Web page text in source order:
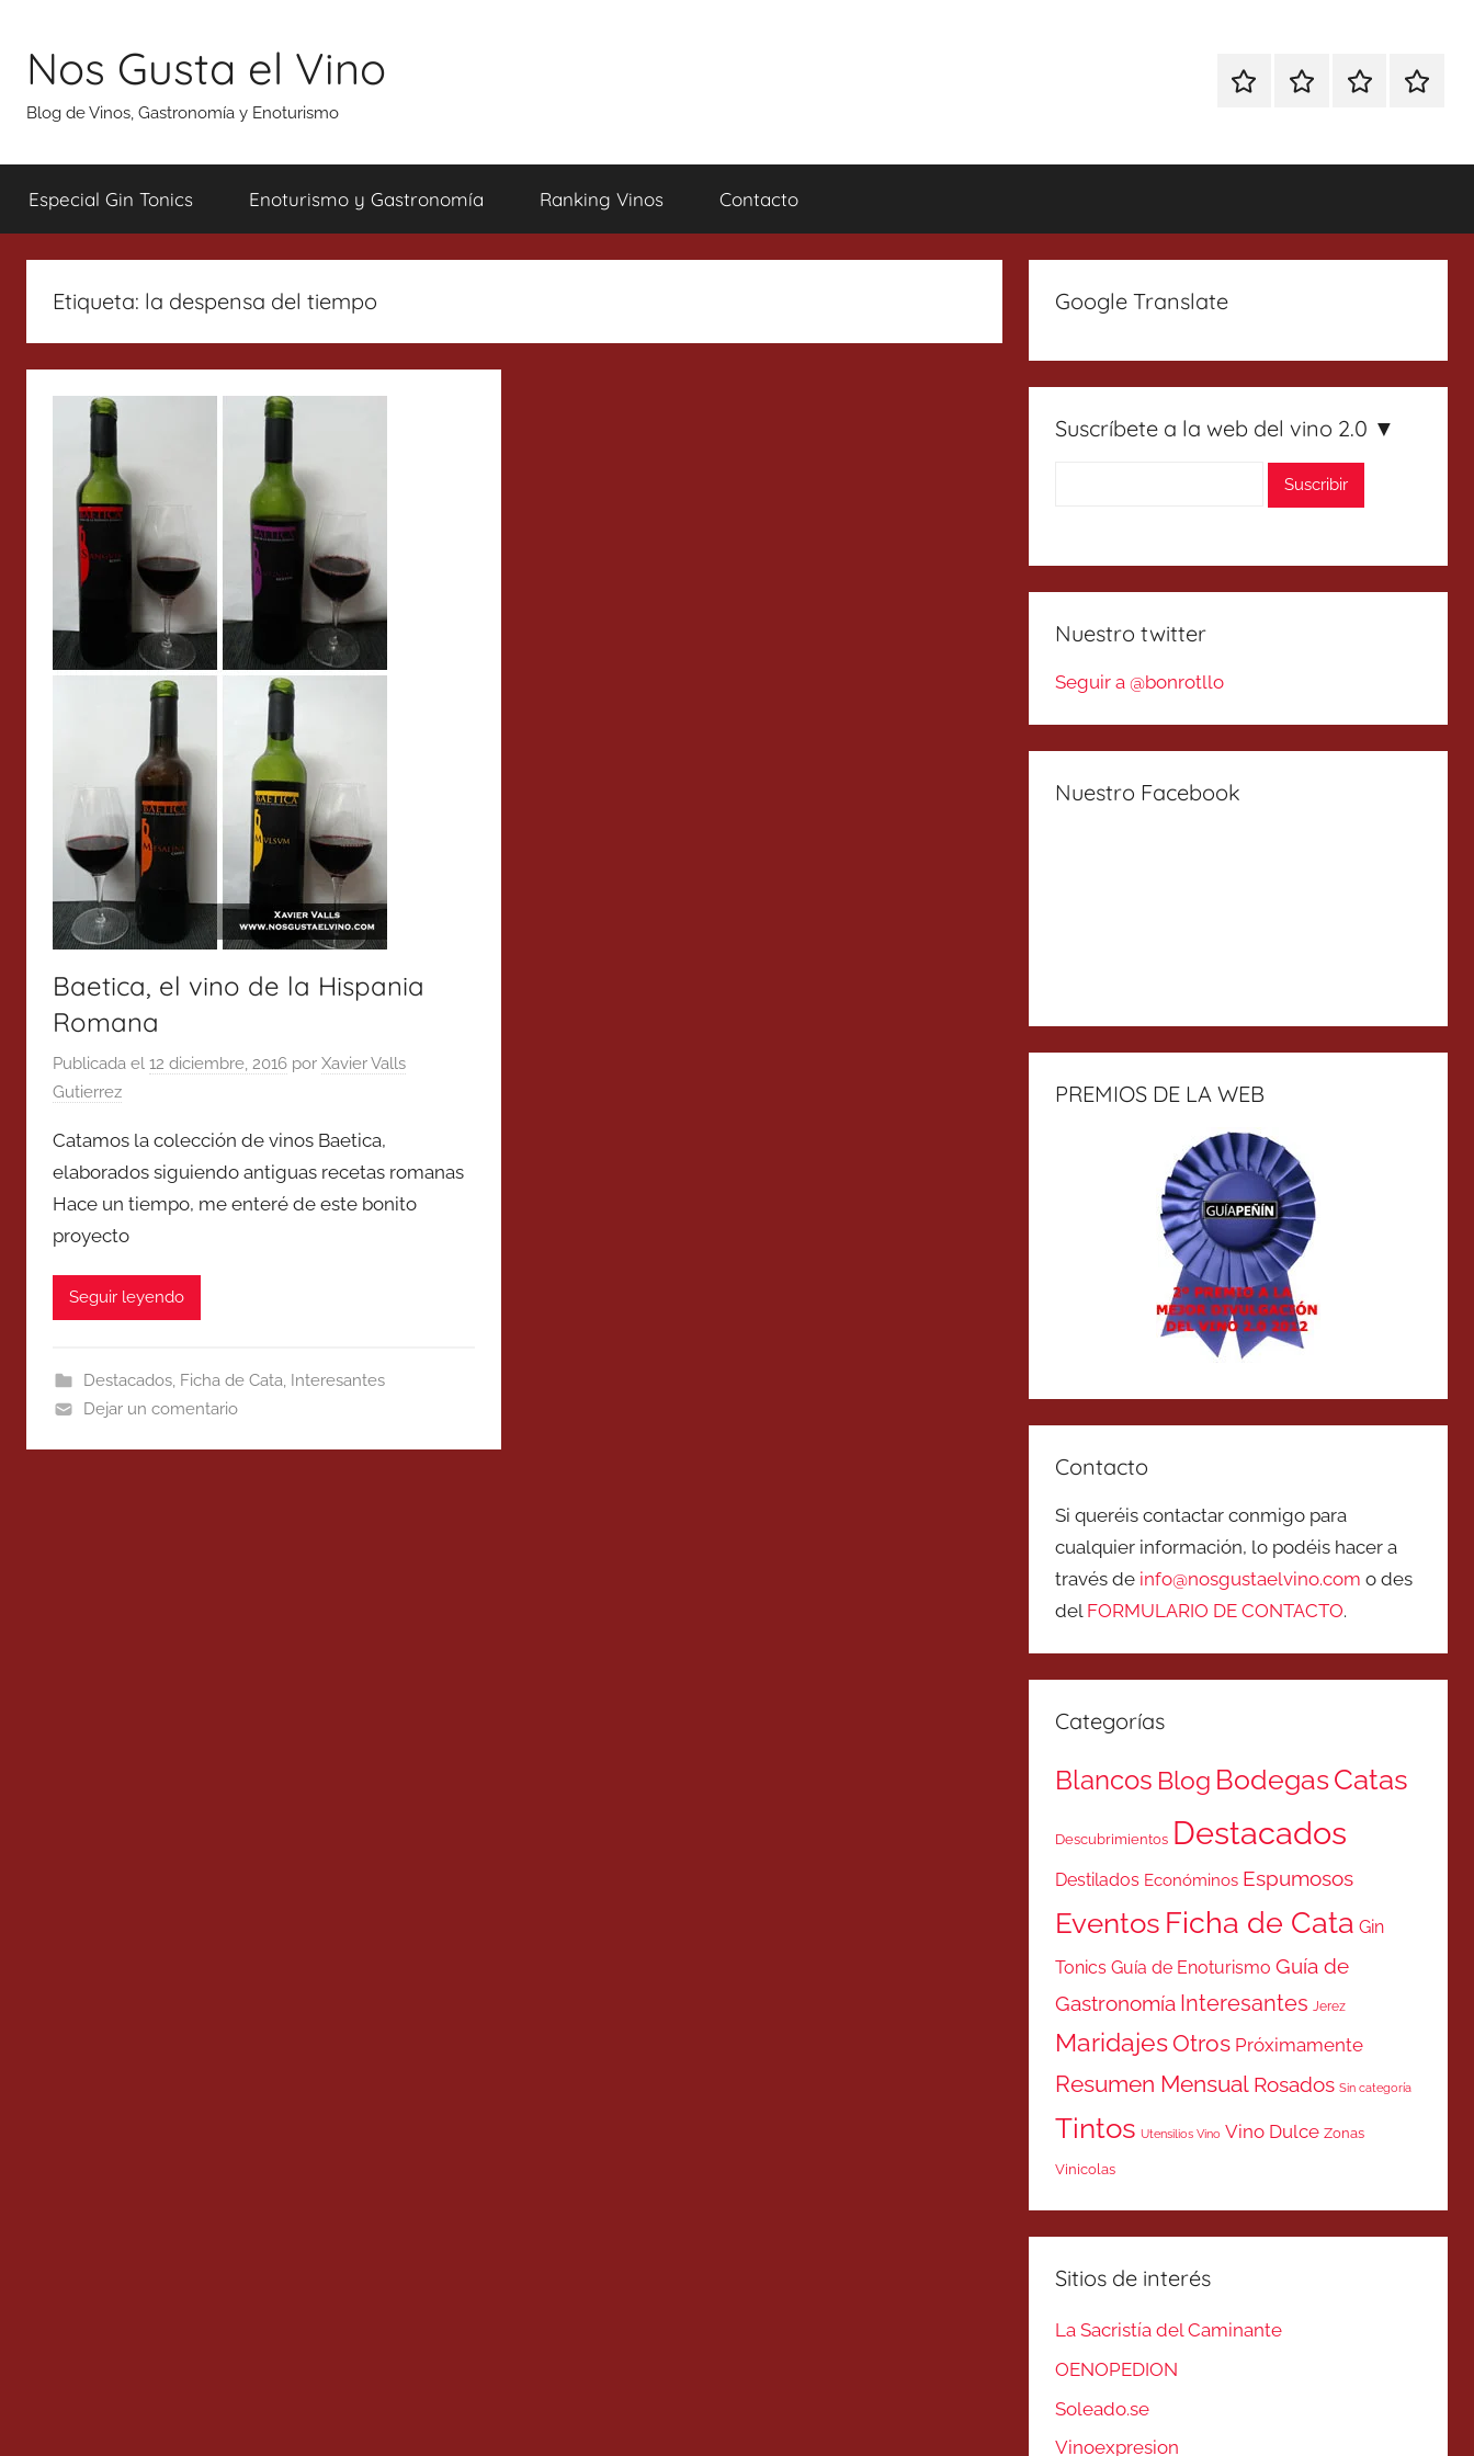
contenido
Nos Gusta el Vino
Blog de Vinos, Gastronomía y Enoturismo
EspecialEnoturismoRanking
Especial Gin Tonics Enoturismo y Gastronomía Ranking Vinos Contacto
Etiqueta: la despensa del tiempo
Baetica, el vino de la Hispania
Romana
Publicada el 12 diciembre, 2016 por Xavier Valls
Gutierrez
Catamos la colección de vinos Baetica,
elaborados siguiendo antiguas recetas romanas
Hace un tiempo, me enteré de este bonito
proyecto
Seguir leyendo
Destacados, Ficha de Cata, Interesantes
Dejar un comentario
Google Translate
Suscríbete a la web del vino 2.0 ▼
Nuestro twitter
Seguir a @bonrotllo
Nuestro Facebook
PREMIOS DE LA WEB
Contacto
Si queréis contactar conmigo para
cualquier información, lo podéis hacer a
través de info@nosgustaelvino.com o des
del FORMULARIO DE CONTACTO.
Categorías
Blancos Blog BodegasCatas
Descubrimientos Destacados
Destilados Económinos Espumosos
Eventos Ficha de Cata Gin
Tonics Guía de Enoturismo Guía de
Gastronomía Interesantes Jerez
MaridajesOtros Próximamente
Resumen Mensual Rosados Sin categoría
Tintos Utensilios Vino Vino Dulce Zonas
Vinicolas
Sitios de interés
La Sacristía del Caminante
OENOPEDION
Soleado.se
Vinoexpresion